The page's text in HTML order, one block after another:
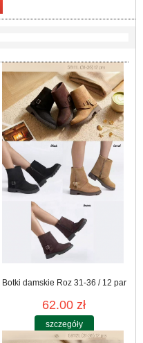
Botki damskie Roz 31-36 / 12 par
62.00 zł
szczegóły